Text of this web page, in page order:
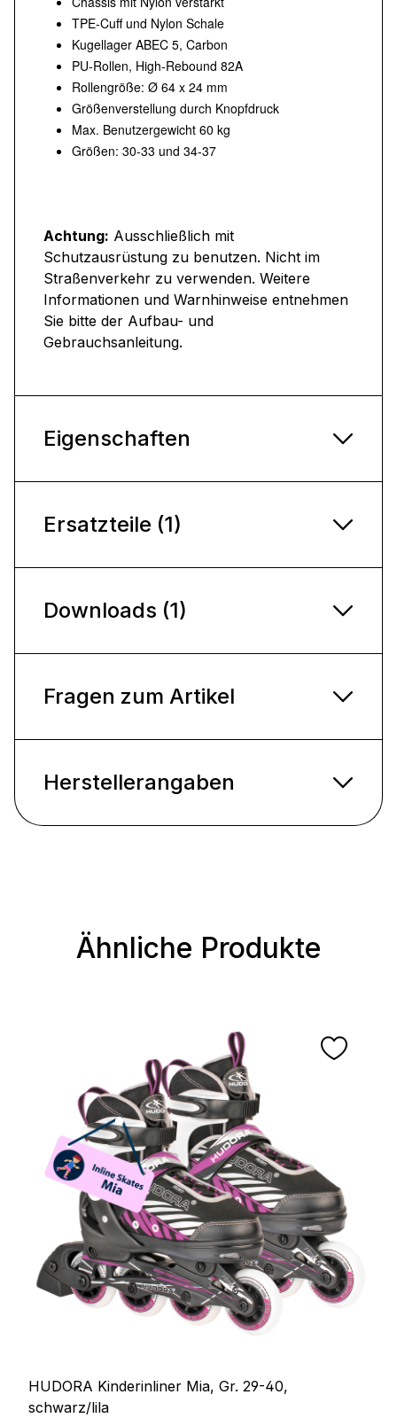
TPE-Cuff und Nylon Schale
Kugellager ABEC 5, Carbon
PU-Rollen, High-Rebound 82A
Rollengröße: Ø 64 x 24 mm
Größenverstellung durch Knopfdruck
Max. Benutzergewicht 60 kg
Größen: 30-33 und 34-37
Achtung: Ausschließlich mit
Schutzausrüstung zu benutzen. Nicht im
Straßenverkehr zu verwenden. Weitere
Informationen und Warnhinweise entnehmen
Sie bitte der Aufbau- und
Gebrauchsanleitung.
Eigenschaften
Ersatzteile (1)
Downloads (1)
Fragen zum Artikel
Herstellerangaben
Produktgalerie überspringen
Ähnliche Produkte
HUDORA Kinderinliner Mia, Gr. 29-40,
schwarz/lila